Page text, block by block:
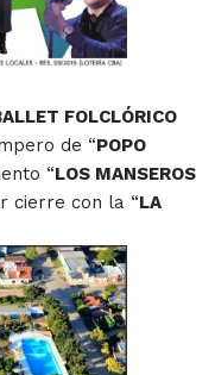
FOLCLÓRICO
de “POPO
“LOS MANSEROS
cierre con la “LA